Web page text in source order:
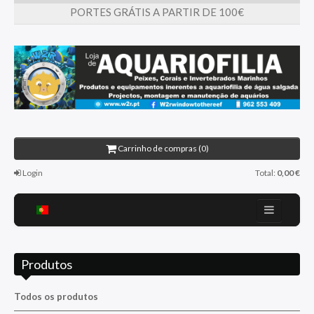
PORTES GRÁTIS A PARTIR DE 100€
Carrinho de compras (0)
Login Total: 0,00 €
Sobre nós
Promoções
Produtos
Todos os produtos